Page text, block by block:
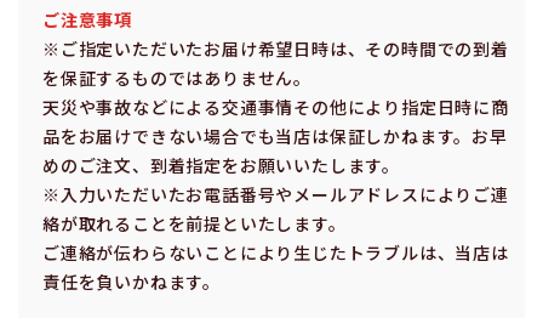
ご注意事項
※ご指定いただいたお届け希望⽇時は、その時間での到着
を保証するものではありません。
天災や事故などによる交通事情その他により指定⽇時に商
品をお届けできない場合でも当店は保証しかねます。お早
めのご注⽂、到着指定をお願いいたします。
※⼊⼒いただいたお電話番号やメールアドレスによりご連
絡が取れることを前提といたします。
ご連絡が伝わらないことにより⽣じたトラブルは、当店は
責任を負いかねます。